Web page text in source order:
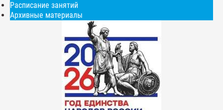
Расписание занятий
Архивные материалы